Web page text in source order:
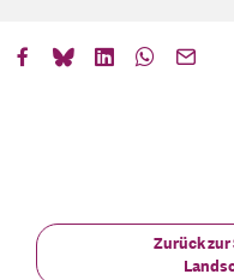
Zurück zur